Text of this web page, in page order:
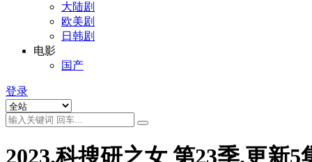
大陆剧
欧美剧
日韩剧
电影
国产
登录
2023.科搜研之女 第23季.更新5